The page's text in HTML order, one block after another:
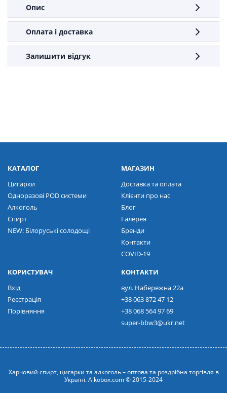
Опис
Оплата і доставка
Залишити відгук
КАТАЛОГ
Цигарки
Одноразові POD системи
Алкоголь
Спирт
NEW: Білоруські солодощі
МАГАЗИН
Доставка та оплата
Клієнти про нас
Блог
Галерея
Бренди
Контакти
COVID-19
КОРИСТУВАЧ
Вхід
Реєстрація
Порівняння
КОНТАКТИ
вул. Набережна 22а
+38 063 872 47 12
+38 068 564 97 69
super-bbw3@ukr.net
Харчовий спирт, цигарки та алкоголь – оптова та роздрібна торгівля в
Україні. Alkobox.com © 2015-2024